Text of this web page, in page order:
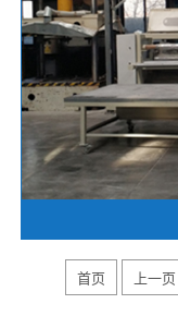
首页 上一页